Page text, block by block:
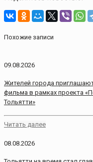
Похожие записи
09.08.2026
Жителей города
фильма в рамках проекта
Тольятти»
Читать далее
08.08.2026